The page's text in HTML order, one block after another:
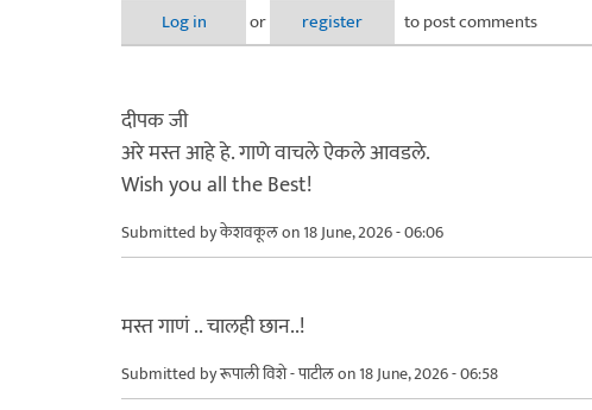
Log in or register to post comments
दीपक जी
अरे मस्त आहे हे. गाणे वाचले ऐकले आवडले.
Wish you all the Best!
Submitted byकेशवकूलon 18 June, 2026 - 06:06
मस्त गाणं .. चालही छान..!
Submitted byरूपाली विशे - पाटीलon 18 June, 2026 - 06:58